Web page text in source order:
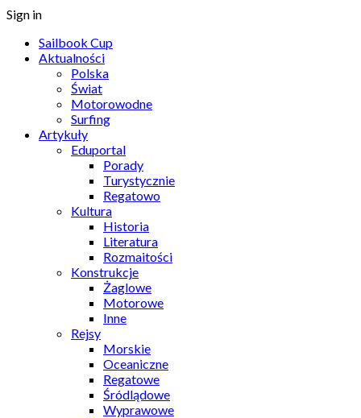
Sign in
Sailbook Cup
Aktualności
Polska
Świat
Motorowodne
Surfing
Artykuły
Eduportal
Porady
Turystycznie
Regatowo
Kultura
Historia
Literatura
Rozmaitości
Konstrukcje
Żaglowe
Motorowe
Inne
Rejsy
Morskie
Oceaniczne
Regatowe
Śródlądowe
Wyprawowe